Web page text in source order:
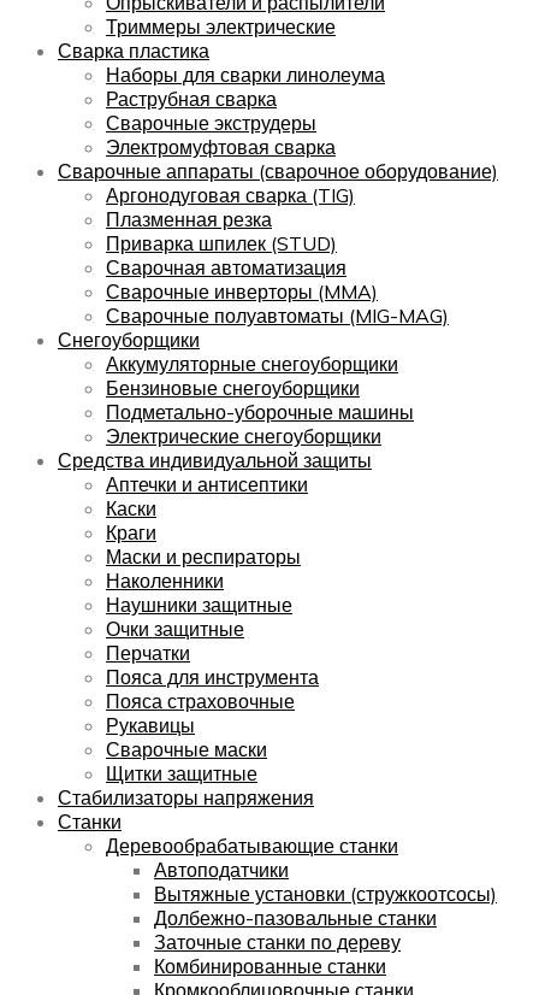
Триммеры электрические
Сварка пластика
Наборы для сварки линолеума
Раструбная сварка
Сварочные экструдеры
Электромуфтовая сварка
Сварочные аппараты (сварочное оборудование)
Аргонодуговая сварка (TIG)
Плазменная резка
Приварка шпилек (STUD)
Сварочная автоматизация
Сварочные инверторы (MMA)
Сварочные полуавтоматы (MIG-MAG)
Снегоуборщики
Аккумуляторные снегоуборщики
Бензиновые снегоуборщики
Подметально-уборочные машины
Электрические снегоуборщики
Средства индивидуальной защиты
Аптечки и антисептики
Каски
Краги
Маски и респираторы
Наколенники
Наушники защитные
Очки защитные
Перчатки
Пояса для инструмента
Пояса страховочные
Рукавицы
Сварочные маски
Щитки защитные
Стабилизаторы напряжения
Станки
Деревообрабатывающие станки
Автоподатчики
Вытяжные установки (стружкоотсосы)
Долбежно-пазовальные станки
Заточные станки по дереву
Комбинированные станки
Кромкооблицовочные станки